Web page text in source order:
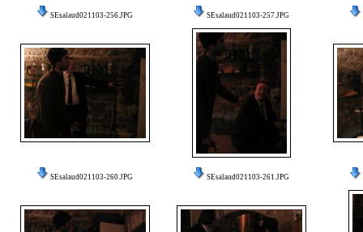
SEsalaud021103-256.JPG SEsalaud021103-257.JPG
SEsalaud021103-260.JPG SEsalaud021103-261.JPG